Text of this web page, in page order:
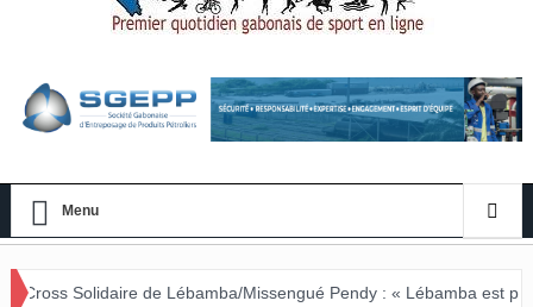
Menu
de Lébamba/Missengué Pendy : « Lébamba est prêt à accueillir ce